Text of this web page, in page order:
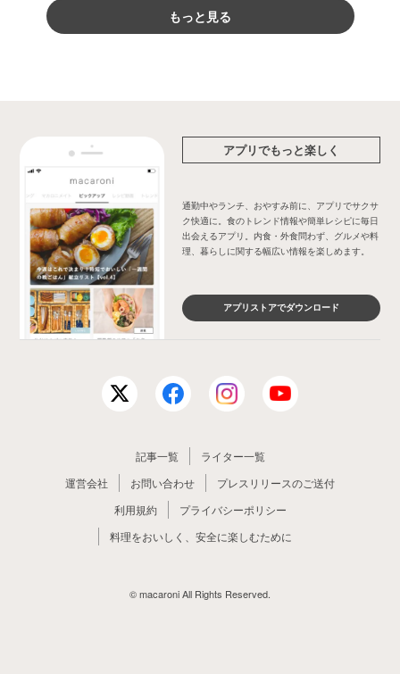
もっと見る
アプリでもっと楽しく
通勤中やランチ、おやすみ前に、アプリでサクサ
ク快適に。食のトレンド情報や簡単レシピに毎日
出会えるアプリ。内食・外食問わず、グルメや料
理、暮らしに関する幅広い情報を楽しめます。
アプリストアでダウンロード
記事一覧
ライター一覧
運営会社
お問い合わせ
プレスリリースのご送付
利用規約
プライバシーポリシー
料理をおいしく、安全に楽しむために
© macaroni All Rights Reserved.